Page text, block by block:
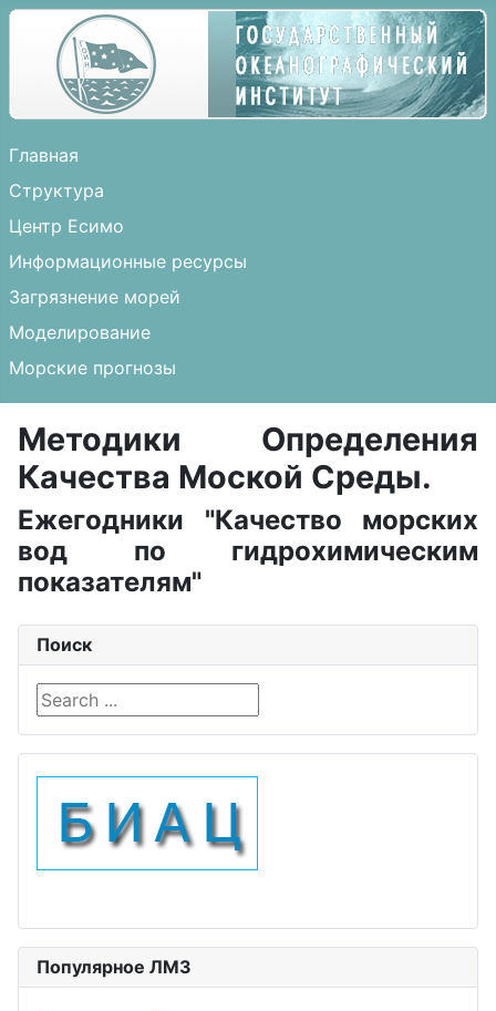
Главная
Структура
Центр Есимо
Информационные ресурсы
Загрязнение морей
Моделирование
Морские прогнозы
Методики Определения
Качества Моской Среды.
Ежегодники "Качество морских
вод по гидрохимическим
показателям"
Поиск
Search ...
Популярное ЛМЗ